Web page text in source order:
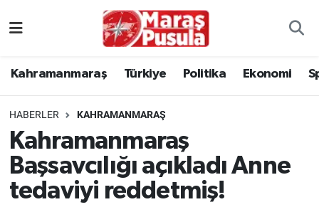
Kahramanmaraş Türkiye Politika Ekonomi
HABERLER KAHRAMANMARAŞ
Kahramanmaraş
Başsavcılığı açıkladı Anne
tedaviyi reddetmiş!
Politika
Ekonomi
İstanbul Trafik Yoğunluk Haritası
Süper Lig Puan Durumu ve Fikstür